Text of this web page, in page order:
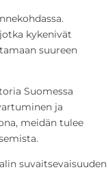
kykenivät
suureen
Suomessa
ja
meidän tulee
suvaitsevaisuuden